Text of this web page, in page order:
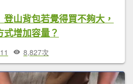
登山背包若覺得買不夠大，
增加容量？
8,827次